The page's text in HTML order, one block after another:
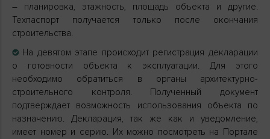
– планировка, этажность, площадь объекта и другие.
Техпаспорт получается только после окончания
строительства.
На девятом этапе происходит регистрация декларации
о готовности объекта к эксплуатации. Для этого
необходимо обратиться в органы архитектурно-
строительного контроля. Полученный документ
подтверждает возможность использования объекта по
назначению. Декларация, так же как и уведомление,
имеет номер и серию. Их можно посмотреть на Портале